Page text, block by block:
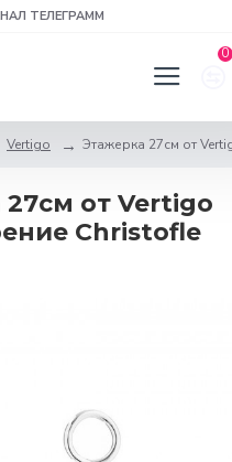
ТЕЛЕГРАММ
0
Vertigo Этажерка 27см от
от Vertigo
Christofle